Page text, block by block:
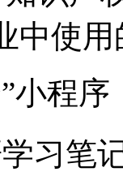
中使
小程序
习笔